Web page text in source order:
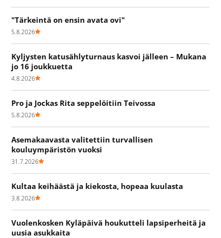
"Tärkeintä on ensin avata ovi"
5.8.2026
Kyljysten katusählyturnaus kasvoi jälleen – Mukana
jo 16 joukkuetta
4.8.2026
Pro ja Jockas Rita seppelöitiin Teivossa
5.8.2026
Asemakaavasta valitettiin turvallisen
kouluympäristön vuoksi
31.7.2026
Kultaa keihäästä ja kiekosta, hopeaa kuulasta
3.8.2026
Vuolenkosken Kyläpäivä houkutteli lapsiperheitä ja
uusia asukkaita